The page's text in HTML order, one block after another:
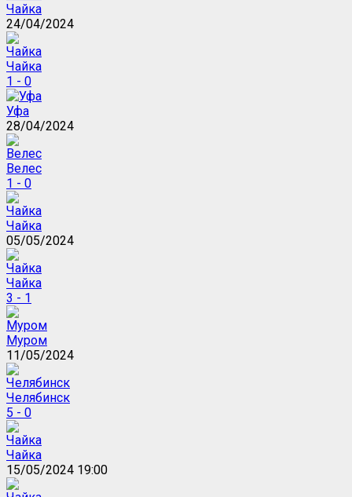
Чайка
24/04/2024
Чайка
1 - 0
Уфа
28/04/2024
Велес
1 - 0
Чайка
05/05/2024
Чайка
3 - 1
Муром
11/05/2024
Челябинск
5 - 0
Чайка
15/05/2024 19:00